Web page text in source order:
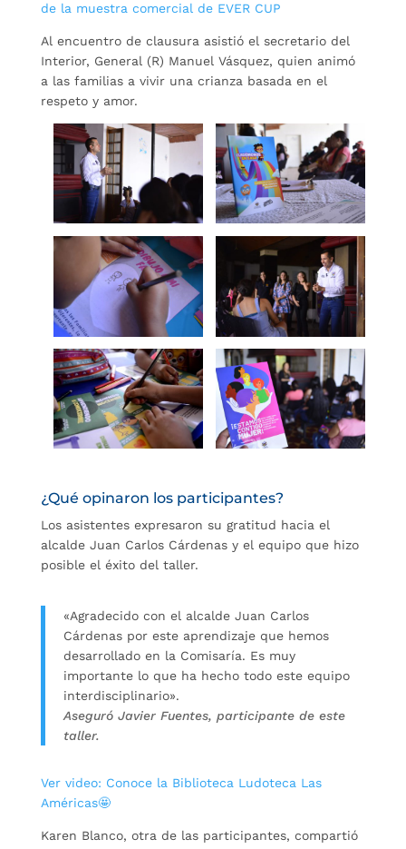
de la muestra comercial de EVER CUP
Al encuentro de clausura asistió el secretario del
Interior, General (R) Manuel Vásquez, quien animó
a las familias a vivir una crianza basada en el
respeto y amor.
¿Qué opinaron los participantes?
Los asistentes expresaron su gratitud hacia el
alcalde Juan Carlos Cárdenas y el equipo que hizo
posible el éxito del taller.
«Agradecido con el alcalde Juan Carlos
Cárdenas por este aprendizaje que hemos
desarrollado en la Comisaría. Es muy
importante lo que ha hecho todo este equipo
interdisciplinario».
Aseguró Javier Fuentes, participante de este
taller.
Ver video: Conoce la Biblioteca Ludoteca Las
Américas🤩
Karen Blanco, otra de las participantes, compartió